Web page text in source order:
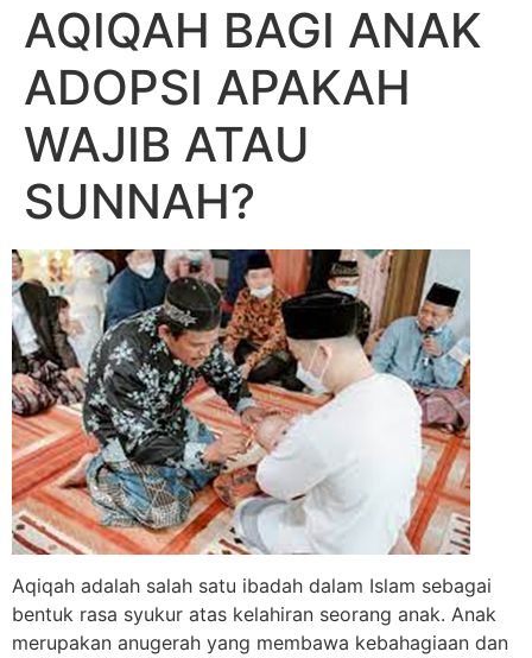
AQIQAH BAGI ANAK
ADOPSI APAKAH
WAJIB ATAU
SUNNAH?
Aqiqah adalah salah satu ibadah dalam Islam sebagai
bentuk rasa syukur atas kelahiran seorang anak. Anak
merupakan anugerah yang membawa kebahagiaan dan